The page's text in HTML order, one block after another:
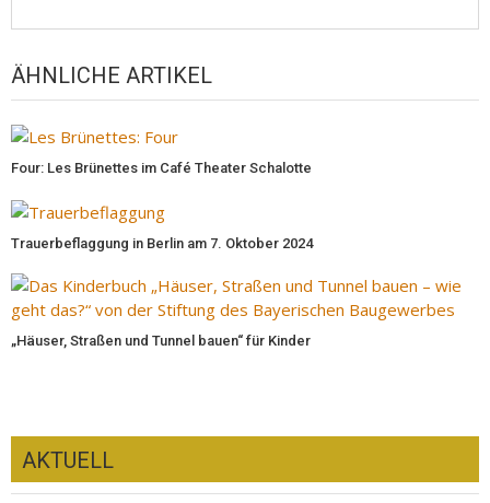
ÄHNLICHE ARTIKEL
Four: Les Brünettes im Café Theater Schalotte
Trauerbeflaggung in Berlin am 7. Oktober 2024
„Häuser, Straßen und Tunnel bauen“ für Kinder
AKTUELL